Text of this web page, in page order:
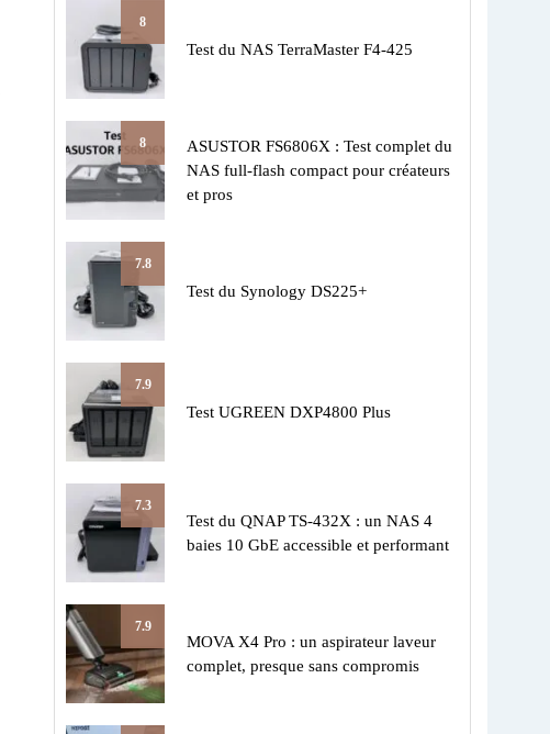
8
Test du NAS TerraMaster F4-425
8
ASUSTOR FS6806X : Test complet du
NAS full-flash compact pour créateurs
et pros
7.8
Test du Synology DS225+
7.9
Test UGREEN DXP4800 Plus
7.3
Test du QNAP TS-432X : un NAS 4
baies 10 GbE accessible et performant
7.9
MOVA X4 Pro : un aspirateur laveur
complet, presque sans compromis